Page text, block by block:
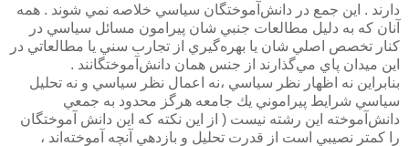
دارند . اين جمع در دانش‌آموختگان سياسي خلاصه نمي شوند . همه
آنان كه به دليل مطالعات جنبي شان پيرامون مسائل سياسي در
كنار تخصص اصلي شان يا بهره‌گيري از تجارب سني يا مطالعاتي در
اين ميدان پاي مي‌گذارند از جنس همان دانش‌آموختگانند .
بنابراين نه اظهار نظر سياسي ،‌نه اعمال نظر سياسي و نه تحليل
سياسي شرايط پيراموني يك جامعه هرگز محدود به جمعي
دانش‌آموخته اين رشته نيست ( از اين نكته كه اين دانش‌ آموختگان
را كمتر نصيبي است از قدرت تحليل و بازدهي آنچه آموخته‌اند ،